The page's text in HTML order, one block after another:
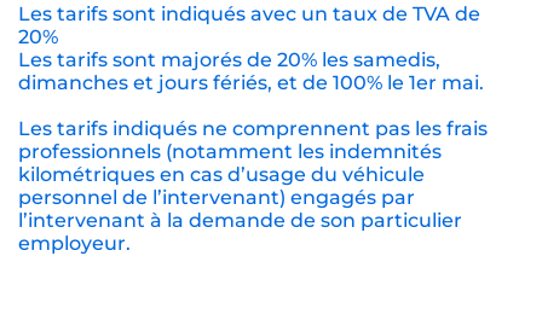
Les tarifs sont indiqués avec un taux de TVA de
20%
Les tarifs sont majorés de 20% les samedis,
dimanches et jours fériés, et de 100% le 1er mai.
Les tarifs indiqués ne comprennent pas les frais
professionnels (notamment les indemnités
kilométriques en cas d’usage du véhicule
personnel de l’intervenant) engagés par
l’intervenant à la demande de son particulier
employeur.